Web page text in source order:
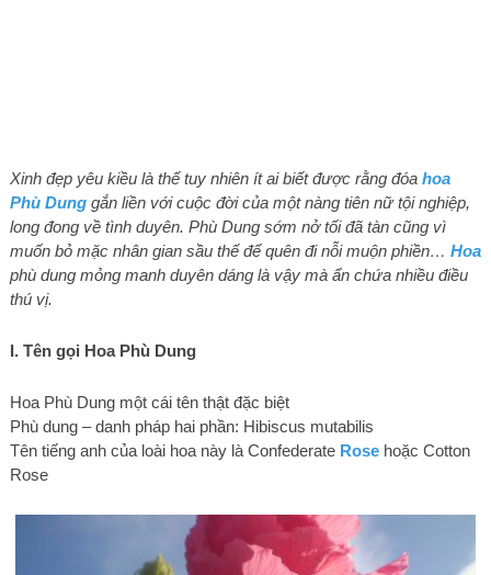
Xinh đẹp yêu kiều là thế tuy nhiên ít ai biết được rằng đóa hoa
Phù Dunggắn liền với cuộc đời của một nàng tiên nữ tội nghiệp,
long đong về tình duyên. Phù Dung sớm nở tối đã tàn cũng vì
muốn bỏ mặc nhân gian sầu thế để quên đi nỗi muộn phiền… Hoa
phù dung mỏng manh duyên dáng là vậy mà ẩn chứa nhiều điều
thú vị.
I. Tên gọi Hoa Phù Dung
Hoa Phù Dung một cái tên thật đặc biệt
Phù dung – danh pháp hai phần: Hibiscus mutabilis
Tên tiếng anh của loài hoa này là Confederate Rosehoặc Cotton
Rose